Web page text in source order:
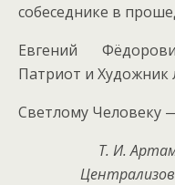
собеседнике в
Евгений
Патриот и Художник
Светлому Человеку
Т. И.